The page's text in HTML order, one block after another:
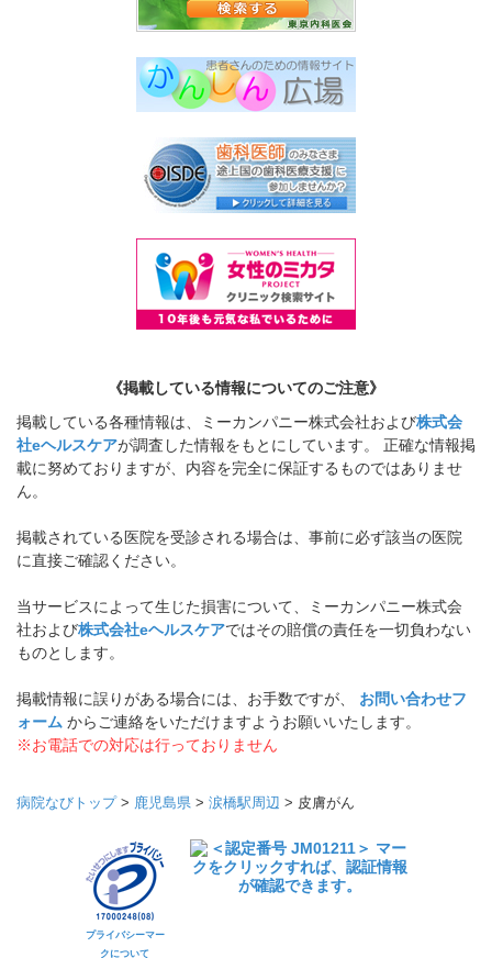
《掲載している情報についてのご注意》
掲載している各種情報は、ミーカンパニー株式会社および株式会
社eヘルスケアが調査した情報をもとにしています。 正確な情報掲
載に努めておりますが、内容を完全に保証するものではありませ
ん。
掲載されている医院を受診される場合は、事前に必ず該当の医院
に直接ご確認ください。
当サービスによって生じた損害について、ミーカンパニー株式会
社および株式会社eヘルスケアではその賠償の責任を一切負わない
ものとします。
掲載情報に誤りがある場合には、お手数ですが、 お問い合わせフ
ォーム からご連絡をいただけますようお願いいたします。
※お電話での対応は行っておりません
病院なびトップ> 鹿児島県 > 涙橋駅周辺 > 皮膚がん
プライバシーマー
クについて